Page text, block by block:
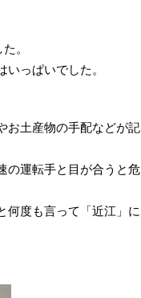
。
っぱいでした。
お土産物の手配などが記
の運転手と目が合うと危
何度も言って「近江」に